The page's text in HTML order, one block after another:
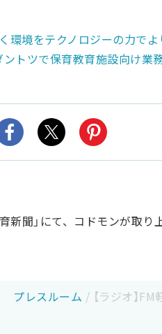
環境をテクノロジーの力で
ントツで保育教育施設向け
育新聞」にて、コドモンが取り
プレスルーム / 【ラジオ】